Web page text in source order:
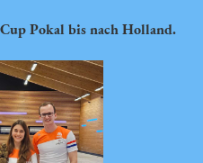
Pokal bis nach Holland.